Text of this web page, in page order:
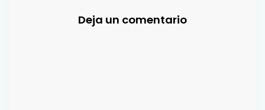
Deja un comentario